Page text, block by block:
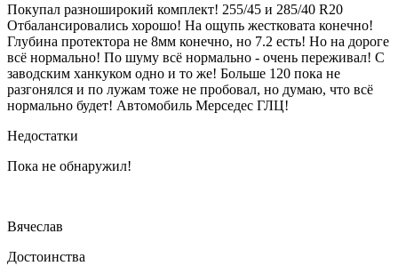
Покупал разноширокий комплект! 255/45 и 285/40 R20
Отбалансировались хорошо! На ощупь жестковата конечно!
Глубина протектора не 8мм конечно, но 7.2 есть! Но на дороге
всё нормально! По шуму всё нормально - очень переживал! С
заводским ханкуком одно и то же! Больше 120 пока не
разгонялся и по лужам тоже не пробовал, но думаю, что всё
нормально будет! Автомобиль Мерседес ГЛЦ!
Недостатки
Пока не обнаружил!
Вячеслав
Достоинства